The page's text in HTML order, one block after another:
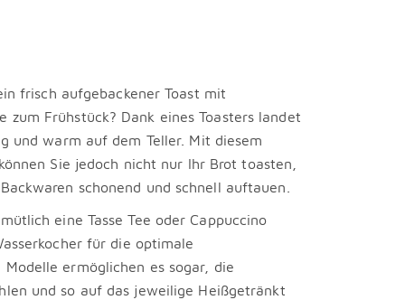
frisch aufgebackener Toast mit
zum Frühstück? Dank eines Toasters landet
und warm auf dem Teller. Mit diesem
Sie jedoch nicht nur Ihr Brot toasten,
schonend und schnell auftauen.
eine Tasse Tee oder Cappuccino
für die optimale
ermöglichen es sogar, die
und so auf das jeweilige Heißgetränkt